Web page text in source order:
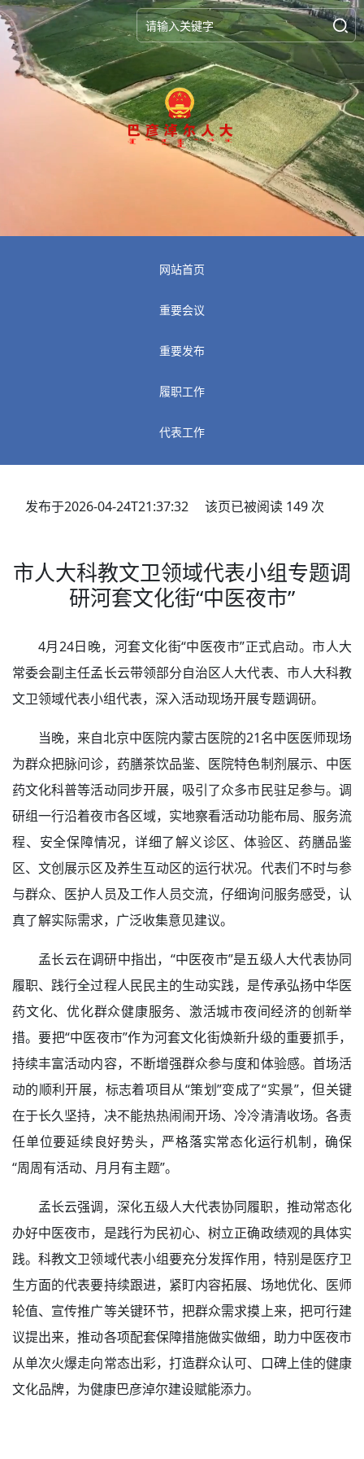
网站首页
重要会议
重要发布
履职工作
代表工作
发布于2026-04-24T21:37:32 该页已被阅读 149 次
市人大科教文卫领域代表小组专题调
研河套文化街“中医夜市”
4月24日晚，河套文化街“中医夜市”正式启动。市人大
常委会副主任孟长云带领部分自治区人大代表、市人大科教
文卫领域代表小组代表，深入活动现场开展专题调研。
当晚，来自北京中医院内蒙古医院的21名中医医师现场
为群众把脉问诊，药膳茶饮品鉴、医院特色制剂展示、中医
药文化科普等活动同步开展，吸引了众多市民驻足参与。调
研组一行沿着夜市各区域，实地察看活动功能布局、服务流
程、安全保障情况，详细了解义诊区、体验区、药膳品鉴
区、文创展示区及养生互动区的运行状况。代表们不时与参
与群众、医护人员及工作人员交流，仔细询问服务感受，认
真了解实际需求，广泛收集意见建议。
孟长云在调研中指出，“中医夜市”是五级人大代表协同
履职、践行全过程人民民主的生动实践，是传承弘扬中华医
药文化、优化群众健康服务、激活城市夜间经济的创新举
措。要把“中医夜市”作为河套文化街焕新升级的重要抓手，
持续丰富活动内容，不断增强群众参与度和体验感。首场活
动的顺利开展，标志着项目从“策划”变成了“实景”，但关键
在于长久坚持，决不能热热闹闹开场、冷冷清清收场。各责
任单位要延续良好势头，严格落实常态化运行机制，确保
“周周有活动、月月有主题”。
孟长云强调，深化五级人大代表协同履职，推动常态化
办好中医夜市，是践行为民初心、树立正确政绩观的具体实
践。科教文卫领域代表小组要充分发挥作用，特别是医疗卫
生方面的代表要持续跟进，紧盯内容拓展、场地优化、医师
轮值、宣传推广等关键环节，把群众需求摸上来，把可行建
议提出来，推动各项配套保障措施做实做细，助力中医夜市
从单次火爆走向常态出彩，打造群众认可、口碑上佳的健康
文化品牌，为健康巴彦淖尔建设赋能添力。